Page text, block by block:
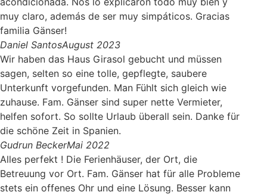
muy claro, además de ser muy simpáticos. Gracias
familia Gänser!
Daniel SantosAugust 2023
Wir haben das Haus Girasol gebucht und müssen
sagen, selten so eine tolle, gepflegte, saubere
Unterkunft vorgefunden. Man Fühlt sich gleich wie
zuhause. Fam. Gänser sind super nette Vermieter,
helfen sofort. So sollte Urlaub überall sein. Danke für
die schöne Zeit in Spanien.
Gudrun BeckerMai 2022
Alles perfekt ! Die Ferienhäuser, der Ort, die
Betreuung vor Ort. Fam. Gänser hat für alle Probleme
stets ein offenes Ohr und eine Lösung. Besser kann